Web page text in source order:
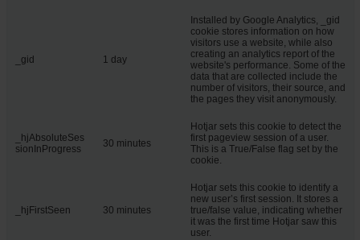
_gid 1 day
Installed by Google Analytics, _gid
cookie stores information on how
visitors use a website, while also
creating an analytics report of the
website's performance. Some of the
data that are collected include the
number of visitors, their source, and
the pages they visit anonymously.
_hjAbsoluteSes
sionInProgress
30 minutes
Hotjar sets this cookie to detect the
first pageview session of a user.
This is a True/False flag set by the
cookie.
_hjFirstSeen 30 minutes
Hotjar sets this cookie to identify a
new user’s first session. It stores a
true/false value, indicating whether
it was the first time Hotjar saw this
user.